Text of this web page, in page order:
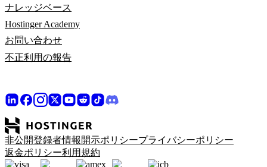
ナレッジベース
Hostinger Academy
お問い合わせ
不正利用の報告
非公開登録者情報開示ポリシープライバシーポリシー
返金ポリシー利用規約